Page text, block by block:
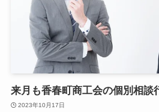
来月も香春町商工会の個別相談
2023年10月17日